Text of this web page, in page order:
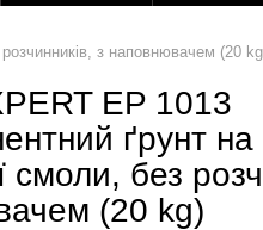
з наповнювачем (20
EP 1013
ґрунт на
смоли, без
(20 kg)